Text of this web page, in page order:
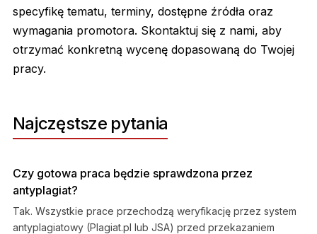
specyfikę tematu, terminy, dostępne źródła oraz
wymagania promotora. Skontaktuj się z nami, aby
otrzymać konkretną wycenę dopasowaną do Twojej
pracy.
Najczęstsze pytania
Czy gotowa praca będzie sprawdzona przez
antyplagiat?
Tak. Wszystkie prace przechodzą weryfikację przez system
antyplagiatowy (Plagiat.pl lub JSA) przed przekazaniem